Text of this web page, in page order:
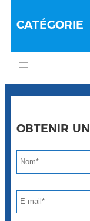
CATÉGORIE
OBTENIR